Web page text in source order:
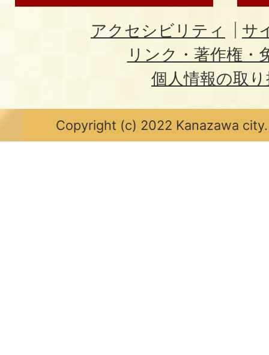
アクセシビリティ
サ
リンク・著作権・
個人情報の取
Copyright (c) 2022 Kanazawa